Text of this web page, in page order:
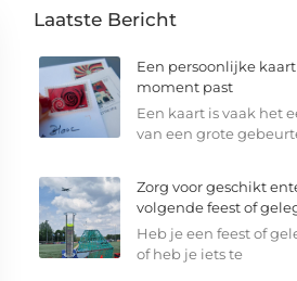
Laatste Bericht
Een persoonlijke
moment past
Een kaart is vaak het
van een grote
Zorg voor geschikt
volgende feest of
Heb je een feest of
of heb je iets te